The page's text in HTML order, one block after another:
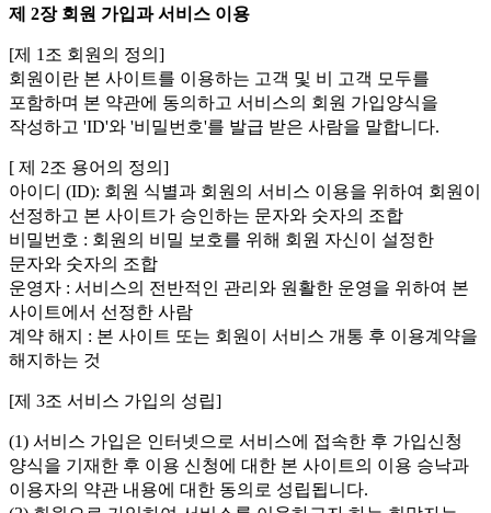
제 2장 회원 가입과 서비스 이용
[제 1조 회원의 정의]
회원이란 본 사이트를 이용하는 고객 및 비 고객 모두를
포함하며 본 약관에 동의하고 서비스의 회원 가입양식을
작성하고 'ID'와 '비밀번호'를 발급 받은 사람을 말합니다.
[ 제 2조 용어의 정의]
아이디 (ID): 회원 식별과 회원의 서비스 이용을 위하여 회원이
선정하고 본 사이트가 승인하는 문자와 숫자의 조합
비밀번호 : 회원의 비밀 보호를 위해 회원 자신이 설정한
문자와 숫자의 조합
운영자 : 서비스의 전반적인 관리와 원활한 운영을 위하여 본
사이트에서 선정한 사람
계약 해지 : 본 사이트 또는 회원이 서비스 개통 후 이용계약을
해지하는 것
[제 3조 서비스 가입의 성립]
(1) 서비스 가입은 인터넷으로 서비스에 접속한 후 가입신청
양식을 기재한 후 이용 신청에 대한 본 사이트의 이용 승낙과
이용자의 약관 내용에 대한 동의로 성립됩니다.